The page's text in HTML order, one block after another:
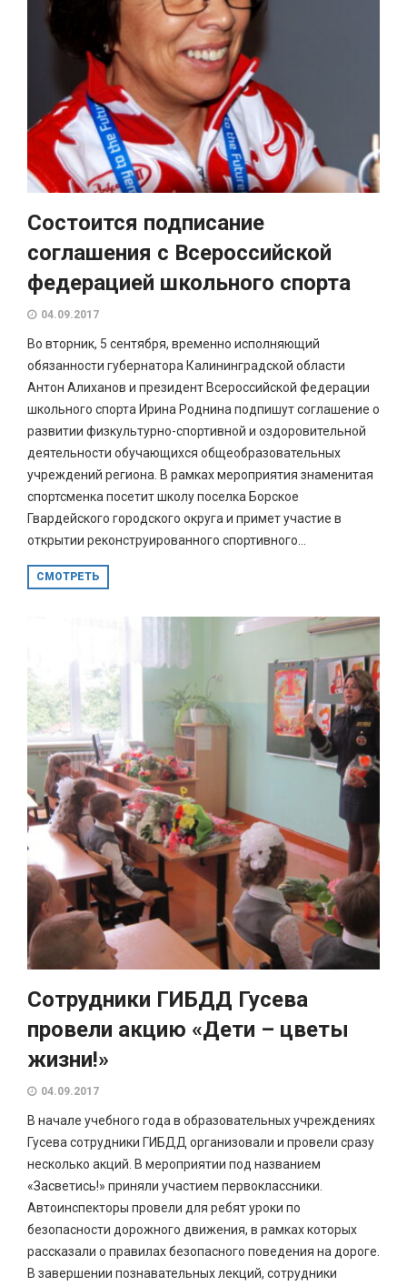
Состоится подписание
соглашения с Всероссийской
федерацией школьного спорта
04.09.2017
Во вторник, 5 сентября, временно исполняющий
обязанности губернатора Калининградской области
Антон Алиханов и президент Всероссийской федерации
школьного спорта Ирина Роднина подпишут соглашение о
развитии физкультурно-спортивной и оздоровительной
деятельности обучающихся общеобразовательных
учреждений региона. В рамках мероприятия знаменитая
спортсменка посетит школу поселка Борское
Гвардейского городского округа и примет участие в
открытии реконструированного спортивного...
СМОТРЕТЬ
Сотрудники ГИБДД Гусева
провели акцию «Дети – цветы
жизни!»
04.09.2017
В начале учебного года в образовательных учреждениях
Гусева сотрудники ГИБДД организовали и провели сразу
несколько акций. В мероприятии под названием
«Засветись!» приняли участием первоклассники.
Автоинспекторы провели для ребят уроки по
безопасности дорожного движения, в рамках которых
рассказали о правилах безопасного поведения на дороге.
В завершении познавательных лекций, сотрудники